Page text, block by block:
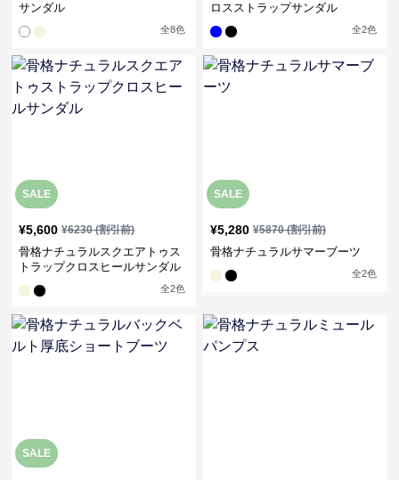
サンダル
全8色
ロスストラップサンダル
全2色
SALE
¥5,600 ¥6230(割引前)
骨格ナチュラルスクエアトゥス
トラップクロスヒールサンダル
全2色
SALE
¥5,280 ¥5870(割引前)
骨格ナチュラルサマーブーツ
全2色
SALE